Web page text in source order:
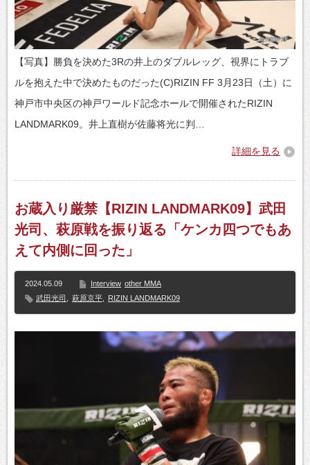
【写真】勝負を決めた3Rの井上のダブルレッグ、視界にトラブ
ルを抱えた中で決めたものだった(C)RIZIN FF 3月23日（土）に
神戸市中央区の神戸ワールド記念ホールで開催されたRIZIN
LANDMARK09。井上直樹が佐藤将光に判…
詳細を見る
お蔵入り厳禁【RIZIN LANDMARK09】武田
光司、萩原戦を振り返る「ケンカ四つでもあ
えて内側に回った」
2024.05.09 Interview other MMA
武田光司
萩原京平 RIZIN LANDMARK09